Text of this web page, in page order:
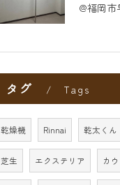
@福岡市早良
タグ Tags
乾燥機 Rinnai 乾太くん
芝生 エクステリア カ